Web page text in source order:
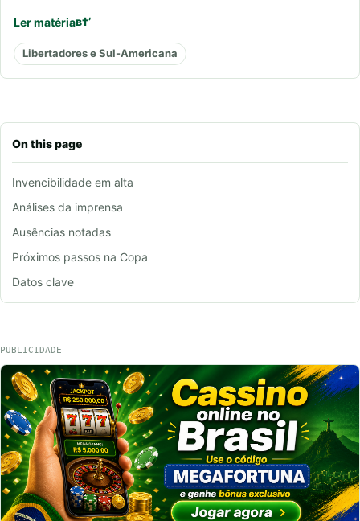
On this page
Invencibilidade em alta
Análises da imprensa
Ausências notadas
Próximos passos na Copa
Datos clave
Ler matéria
Libertadores e Sul-Americana
PUBLICIDADE